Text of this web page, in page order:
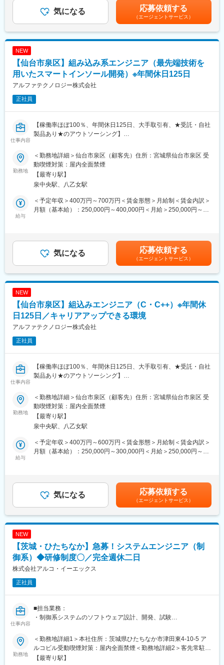
・案件例：カーナビの仕様変更の案件
C＋＋等の言語を使用して、ソフトの組み換えをしていただく業
務
・案件状況：ハード1台に対して、複数仕様のソフトを組み込むニ
ーズが増加している背景からソフト組み換えの業務を受注するこ
■キャリアパス：
これまでの技術を活かしてご活躍いただくほか、社員への技術伝
承や組織作り等、中長期での会社作りへの貢献も期待していま
す。
※技術者派遣の会社ですが、エンジニア同士で集まり勉強会を開く
■特徴／魅力：
のうえ柔軟に運用しており、大手にはない小回りのきく運営が特
徴です。
◇きちんとした技術力こそがエンジニアの身を守ると考えている
ため、エンジニアのスキル向上を念頭にしたアサインをしていま
◇3か月に１回は同社担当者がお客様と話をし、派遣先のエンジニ
アの状況や働く環境をしっかりと確認しております。
■主要取引先：
◇パナソニック株式会社様、オムロン株式会社様、シャープ株式
会社様、川崎重工業株式会社様、三菱電機株式会社様、住友電気
変更の範囲：会社の定める業務
定時間外労働手当を含み算出しています。賃金はあくまでも目安
の金額であり、選考を通じて上下する可能性があります。月給(月
額)は固定手当を含めた表記です。
気になる 応募依頼する
（エージェントサービス）
NEW
【仙台市泉区】組み込み系エンジニア（最先端技術を
用いたスマートインソール開発）※年間休日125日
アルファテクノロジー株式会社
正社員
仕事内容
【稼働率ほぼ100％、年間休日125日、大手取引有、★受託・自社
製品あり★のアウトソーシング】
■業務内容：
顧客先である大手業務系システム開発会社にて、スマートインソ
ール開発をご担当いただきます。
チームで最先端技術を用いた開発に携わることができます。
■当社の特徴：
・当社は、創業時組み込み開発の案件に特化して創業しました。
することで、事業範囲を拡大し売り上げを増加させてきました。
長年の実績に伴うノウハウがあることから、創業以来取引が続い
ている顧客もおり、そういった顧客からは開発等の上流工程の案
客の中には、創業以来取引をしている大手企業もあり、上流から
携わることができる案件もあります。
ートします。
・経験の浅い方が客先へ行く際は、少なくとも2名以上のチームで
・希望するキャリアプランが選択できます。技術を極める「エキ
スパートコース」または社員育成にも関わっていく「マネジメン
トコース」を選択できます。
勤務地
＜勤務地詳細＞仙台市泉区（顧客先）住所：宮城県仙台市泉区 受
動喫煙対策：屋内全面禁煙
【最寄り駅】
泉中央駅、八乙女駅
給与
＜予定年収＞400万円～700万円＜賃金形態＞月給制＜賃金内訳＞
月額（基本給）：250,000円～400,000円＜月給＞250,000円～
あくまでも目安の金額であり、選考を通じて上下する可能性があ
ります。月給(月額)は固定手当を含めた表記です。
気になる 応募依頼する
（エージェントサービス）
NEW
【仙台市泉区】組込みエンジニア（C・C++）※年間休
日125日／キャリアアップできる環境
アルファテクノロジー株式会社
正社員
仕事内容
【稼働率ほぼ100％、年間休日125日、大手取引有、★受託・自社
製品あり★のアウトソーシング】
■業務内容：
顧客先である大手業務系システム開発会社にて、IoT関連システム
等の組込み開発をご担当いただきます。
・IoT関連のシステム開発
・カメラ、TV、複合機などに搭載する電子機器の組込み開発
・要件定義～設計～テスト～導入支援まで経験に応じてお任せし
ます。
■当社の特徴：
・当社は、創業時組み込み開発の案件に特化して創業しました。
組み込みの案件に関しては、一つのサイクルが長期のため、専門
ている顧客もおり、そういった顧客からは開発等の上流工程の案
件も多数受注しています。
・派遣、請負、受託の案件を幅広く受けています。割合は派遣7
■就業環境：
術者のスキルアップに役立つ開発案件を担当しています。成長で
きる環境づくりを続け、技術者一人ひとりのスキルアップをサポ
ートします。
勤務地
＜勤務地詳細＞仙台市泉区（顧客先）住所：宮城県仙台市泉区 受
動喫煙対策：屋内全面禁煙
【最寄り駅】
泉中央駅、八乙女駅
給与
＜予定年収＞400万円～600万円＜賃金形態＞月給制＜賃金内訳＞
月額（基本給）：250,000円～300,000円＜月給＞250,000円～
あくまでも目安の金額であり、選考を通じて上下する可能性があ
ります。月給(月額)は固定手当を含めた表記です。
気になる 応募依頼する
（エージェントサービス）
NEW
【茨城・ひたちなか】急募！システムエンジニア（制
御系）◆研修制度〇／完全週休二日
株式会社アルコ・イーエックス
正社員
仕事内容
■担当業務：
・制御系システムのソフトウェア設計、開発、試験
■使用言語：C、VB、C♯、C++など
■プロジェクト例：
・地下鉄やモノレールなど鉄道運行管理システムの設計・開発
勤務地
＜勤務地詳細1＞本社住所：茨城県ひたちなか市津田東4-10-5 ア
ルコビル受動喫煙対策：屋内全面禁煙＜勤務地詳細2＞客先常駐住
所：茨城県内 受動喫煙対策：屋内全面禁煙
【最寄り駅】